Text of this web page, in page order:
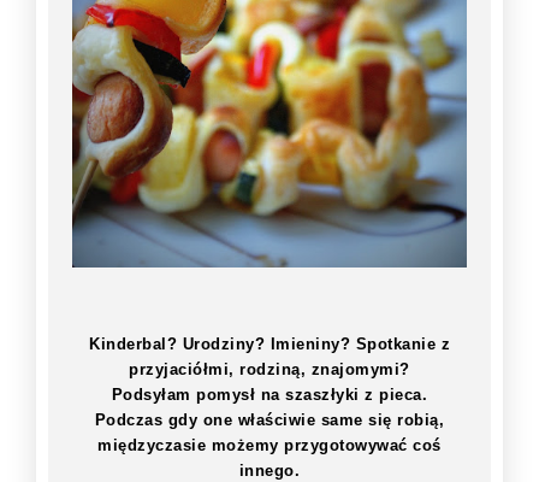
Kinderbal? Urodziny? Imieniny? Spotkanie z
przyjaciółmi, rodziną, znajomymi?
Podsyłam pomysł na szaszłyki z pieca.
Podczas gdy one właściwie same się robią,
międzyczasie możemy przygotowywać coś
innego.